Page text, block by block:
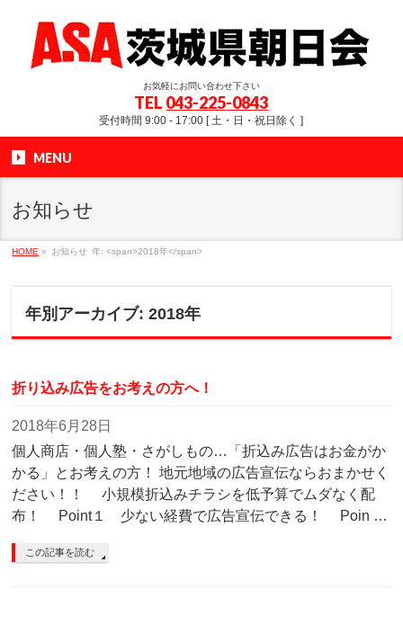
お気軽にお問い合わせ下さい
TEL 043-225-0843
受付時間 9:00 - 17:00 [ 土・日・祝日除く ]
MENU
お知らせ
HOME » お知らせ 年: <span>2018年</span>
年別アーカイブ: 2018年
折り込み広告をお考えの方へ！
2018年6月28日
個人商店・個人塾・さがしもの…「折込み広告はお金がか
かる」とお考えの方！ 地元地域の広告宣伝ならおまかせく
ださい！！ 小規模折込みチラシを低予算でムダなく配
布！ Point１ 少ない経費で広告宣伝できる！ Poin …
この記事を読む